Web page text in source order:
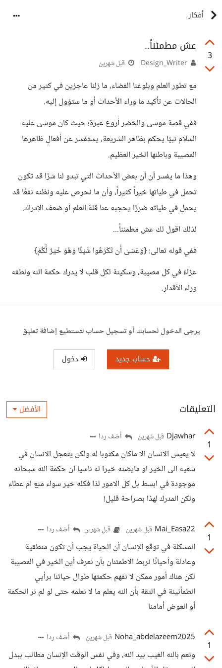
أفكار
3
عش مطمئناً..
قبل شهرين
مع تطور العلم وبلوغنا الفضاء، ما زلنا عاجزين في كثير من
الحالات عن تأكيد ما وراء الأحداث أو ما ستؤول إليه.
ففي قصة موسى والخضر أروع عبرة؛ حيث كان موسى عليه
السلام نبيًا يحكم بظاهر الشريعة، يستفسر عن أفعالٍ ظاهرها
المصيبة وباطنها الخير العظيم.
وهذا ما يفسر أن أن بعض الأحداث التي تبدو لنا شرًا قد تكون
تحمل في طياتها خيراً كثيراً، وأن ما نحرص عليه ونظنه نفعًا قد
يحمل في طياته ضررًا يحجبه عنا قلة العلم أو ضعف الإدراك.
لذلك اقول لك عش مطمئناً...
ففي قوله تعالى: {وَعَسَىٰ أَن تَكْرَهُوا شَيْئًا وَهُوَ خَيْرٌ لَّكُمْ}
عزاءٌ في كل مصيبة، وسكينة لكل قلب لا يدرك حكمة الله ولطفه
وراء الأقدار.
يرجى الدخول لحسابك أو تسجيل حساب لتستطيع إضافة تعليق
حساب جديد دخول
التعليقات الأفضل
1
Djawhar قبل شهرين أضف ردا
لا يعيش الانسان الا ماكان مكتوبا له ولكن يتعجل الانسان في
سعيه الى الخير او مايضنه خيرا له ناسيا ان حكمة الله سبحانه
موجودة في ابسط بل كل الامور لذا فكله خير سواء منع ام عطاء
ولكن المدرك لهذا بصراحة قليل!
1
Mai_Easa22 قبل شهرين قبل شهرين أضف ردا
المشكلة في توقع الإنسان أن الحياة يجب أن تكون منطقية
وعادلة وأحيانًا نربط الاطمئنان بأن نعرف أين الخير في المصيبة
لكن هناك أمور ممكن لا نفهم حكمتها طوال حياتنا برأيي
الطمأنينة في الثقة بأن الله يعلم ما لا نعلمه حتى لو لم نر الحكمة
أو العوض أمامنا
1
Noha_abdelazeem2025 قبل شهرين أضف ردا
ونعم بالله الغيب بيد الله، وفي نفس الوقت الإنسان مطالب ببدل